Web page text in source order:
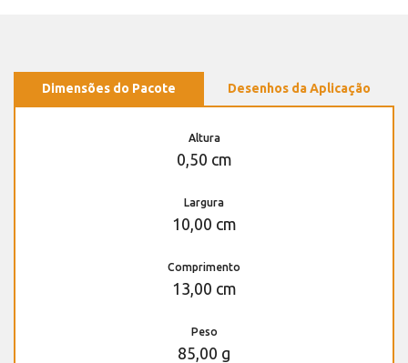
Dimensões do Pacote Desenhos da Aplicação
Altura
0,50 cm
Largura
10,00 cm
Comprimento
13,00 cm
Peso
85,00 g